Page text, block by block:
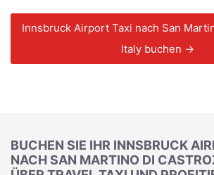
Innsbruck Airport Taxi nach San
Italy buchen →
BUCHEN SIE IHR INNSBRUCK
NACH SAN MARTINO DI